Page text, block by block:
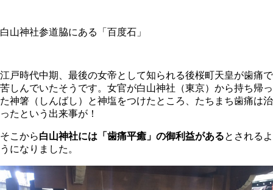
白山神社参道脇にある「百度石」
江戸時代中期、最後の女帝として知られる後桜町天皇が歯痛で
苦しんでいたそうです。女官が白山神社（東京）から持ち帰っ
た神箸（しんばし）と神塩をつけたところ、たちまち歯痛は治
ったという出来事が！
そこから白山神社には「歯痛平癒」の御利益があるとされるよ
うになりました。